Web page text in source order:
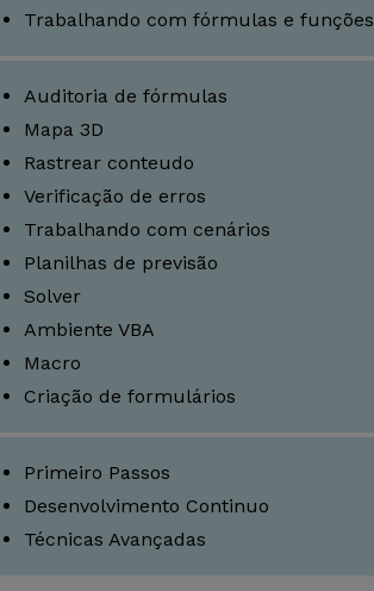
Trabalhando com fórmulas e funções
Auditoria de fórmulas
Mapa 3D
Rastrear conteudo
Verificação de erros
Trabalhando com cenários
Planilhas de previsão
Solver
Ambiente VBA
Macro
Criação de formulários
Primeiro Passos
Desenvolvimento Continuo
Técnicas Avançadas